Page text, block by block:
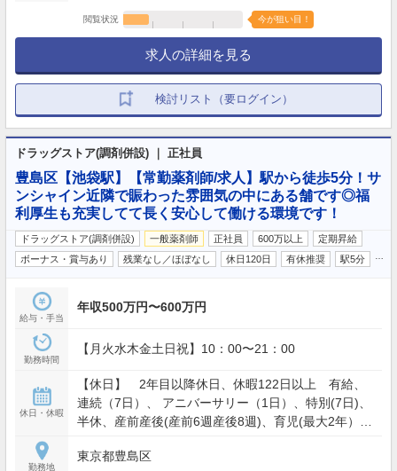
閲覧状況 今が狙い目！
求人の詳細を見る
検討リスト（要ログイン）
ドラッグストア(調剤併設) ｜ 正社員
豊島区【池袋駅】【常勤薬剤師/求人】駅から徒歩5分！サ
ンシャイン近隣で賑わった雰囲気の中にある舗です◎福
利厚生も充実してて長く安心して働ける環境です！
ドラッグストア(調剤併設) 一般薬剤師 正社員 600万以上
定期昇給
ボーナス・賞与あり
残業なし／ほぼなし 休日120日 有休推奨 駅5分
給与・手当
年収500万円〜600万円
勤務時間
【月火水木金土日祝】10：00〜21：00
休日・休暇
【休日】 2年目以降休日、休暇122日以上 有給、
連続（7日）、 アニバーサリー（1日）、特別(7日)、
半休、産前産後(産前6週産後8週)、育児(最大2年）、
【休暇】 週休2日制 【年間休日】120日
勤務地
東京都豊島区